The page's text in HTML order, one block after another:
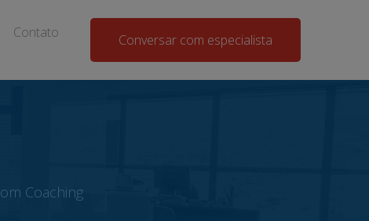
Contato Conversar com especialista
Coaching